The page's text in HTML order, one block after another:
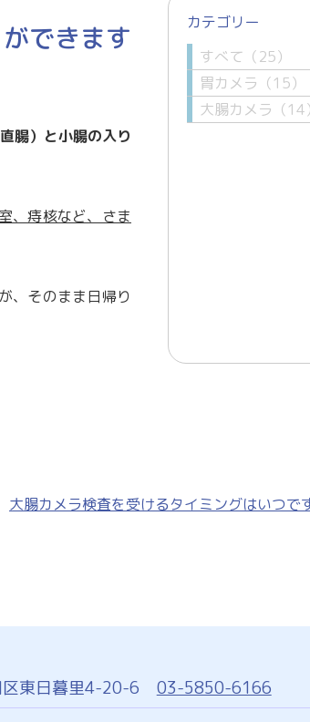
カテゴリー
すべて（25）
胃カメラ（15）
大腸カメラ（14
できます
腸）と小腸の入り
、痔核など、さま
、そのまま日帰り
大腸カメラ検査を受けるタイミングはいつで
区東日暮里4-20-6 03-5850-6166